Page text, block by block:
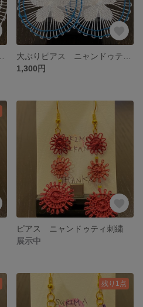
1,300円
ピアス ニャンドゥティ刺繍
展示中
残り1点